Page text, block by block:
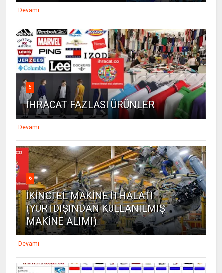
Devamı
5
İHRACAT FAZLASI ÜRÜNLER
Devamı
6
İKİNCİ EL MAKİNE İTHALATI
(YURTDIŞINDAN KULLANILMIŞ
MAKİNE ALIMI)
Devamı